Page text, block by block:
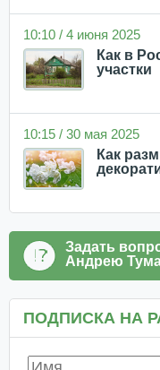
10:10 / 4 июня 2025
Как в
участки
10:15 / 30 мая 2025
Как
Задать
Андрею
ПОДПИСКА НА